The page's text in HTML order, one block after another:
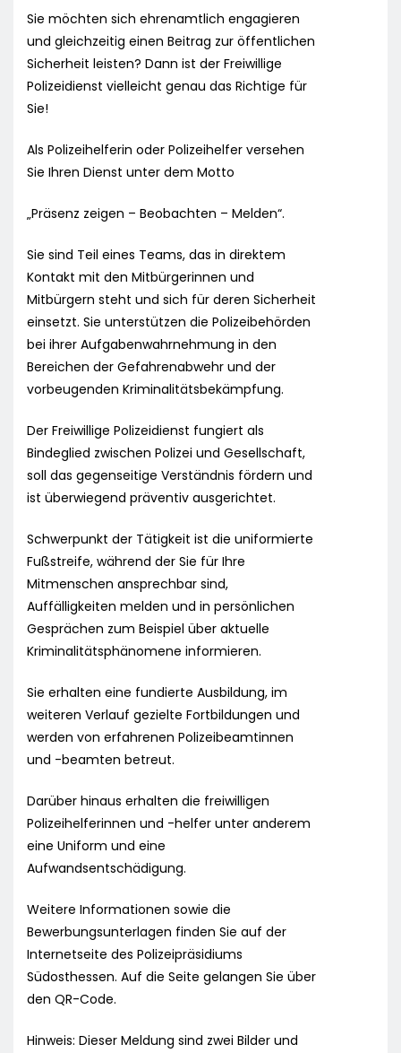
Sie möchten sich ehrenamtlich engagieren
und gleichzeitig einen Beitrag zur öffentlichen
Sicherheit leisten? Dann ist der Freiwillige
Polizeidienst vielleicht genau das Richtige für
Sie!
Als Polizeihelferin oder Polizeihelfer versehen
Sie Ihren Dienst unter dem Motto
„Präsenz zeigen – Beobachten – Melden“.
Sie sind Teil eines Teams, das in direktem
Kontakt mit den Mitbürgerinnen und
Mitbürgern steht und sich für deren Sicherheit
einsetzt. Sie unterstützen die Polizeibehörden
bei ihrer Aufgabenwahrnehmung in den
Bereichen der Gefahrenabwehr und der
vorbeugenden Kriminalitätsbekämpfung.
Der Freiwillige Polizeidienst fungiert als
Bindeglied zwischen Polizei und Gesellschaft,
soll das gegenseitige Verständnis fördern und
ist überwiegend präventiv ausgerichtet.
Schwerpunkt der Tätigkeit ist die uniformierte
Fußstreife, während der Sie für Ihre
Mitmenschen ansprechbar sind,
Auffälligkeiten melden und in persönlichen
Gesprächen zum Beispiel über aktuelle
Kriminalitätsphänomene informieren.
Sie erhalten eine fundierte Ausbildung, im
weiteren Verlauf gezielte Fortbildungen und
werden von erfahrenen Polizeibeamtinnen
und -beamten betreut.
Darüber hinaus erhalten die freiwilligen
Polizeihelferinnen und -helfer unter anderem
eine Uniform und eine
Aufwandsentschädigung.
Weitere Informationen sowie die
Bewerbungsunterlagen finden Sie auf der
Internetseite des Polizeipräsidiums
Südosthessen. Auf die Seite gelangen Sie über
den QR-Code.
Hinweis: Dieser Meldung sind zwei Bilder und